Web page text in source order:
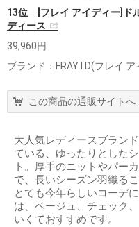
13位 [フレイ アイディー]ド
ディース
39,960円
ブランド：FRAY I.D(フレイ
この商品の通販サイトへ
大人気レディースブラン
ている、ゆったりとした
ト。厚手のニットやパー
で、長いシーズン羽織る
とても今年らしいコーデ
は、ベージュ、チェック
いくておすすめです。